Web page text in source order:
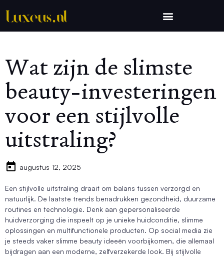
Wat zijn de slimste
beauty-investeringen
voor een stijlvolle
uitstraling?
augustus 12, 2025
Een stijlvolle uitstraling draait om balans tussen verzorgd en
natuurlijk. De laatste trends benadrukken gezondheid, duurzame
routines en technologie. Denk aan gepersonaliseerde
huidverzorging die inspeelt op je unieke huidconditie, slimme
oplossingen en multifunctionele producten. Op social media zie
je steeds vaker slimme beauty ideeën voorbijkomen, die allemaal
bijdragen aan een moderne, zelfverzekerde look. Bij stijlvolle